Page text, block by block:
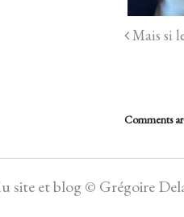
Mais si
Comments
site et blog © Grégoire